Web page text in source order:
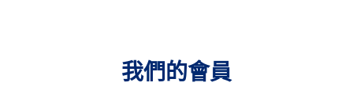
我們的會員